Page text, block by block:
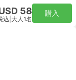
58
込 大人1名
購入